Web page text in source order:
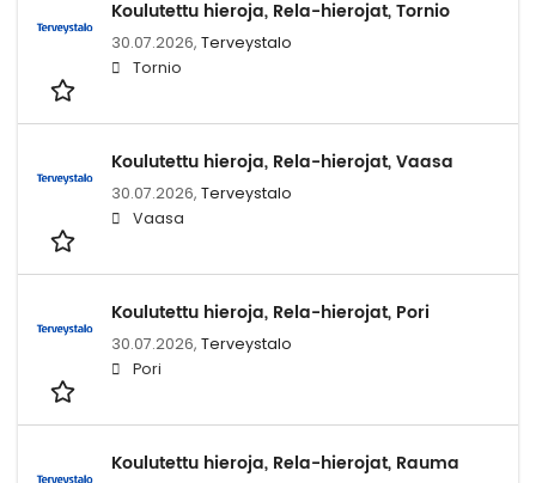
Koulutettu hieroja, Rela-hierojat, Tornio
30.07.2026, Terveystalo
Tornio
Koulutettu hieroja, Rela-hierojat, Vaasa
30.07.2026, Terveystalo
Vaasa
Koulutettu hieroja, Rela-hierojat, Pori
30.07.2026, Terveystalo
Pori
Koulutettu hieroja, Rela-hierojat, Rauma